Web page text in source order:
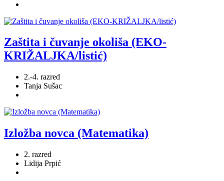
Zaštita i čuvanje okoliša (EKO-
KRIŽALJKA/listić)
2.-4. razred
Tanja Sušac
Izložba novca (Matematika)
2. razred
Lidija Prpić